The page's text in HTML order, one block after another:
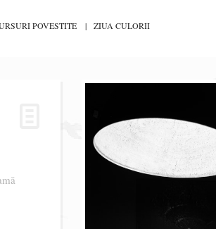
POVESTITE ZIUA CULORII